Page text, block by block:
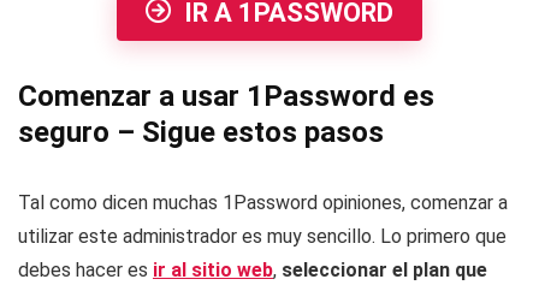
IR A 1PASSWORD
Comenzar a usar 1Password es
seguro – Sigue estos pasos
Tal como dicen muchas 1Password opiniones, comenzar a
utilizar este administrador es muy sencillo. Lo primero que
debes hacer es ir al sitio web, seleccionar el plan que